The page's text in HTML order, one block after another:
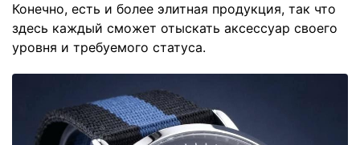
Конечно, есть и более элитная продукция, так что
здесь каждый сможет отыскать аксессуар своего
уровня и требуемого статуса.